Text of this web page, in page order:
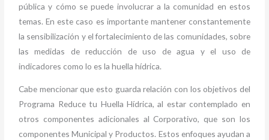
pública y cómo se puede involucrar a la comunidad en estos
temas. En este caso es importante mantener constantemente
la sensibilización y el fortalecimiento de las comunidades, sobre
las medidas de reducción de uso de agua y el uso de
indicadores como lo es la huella hídrica.
Cabe mencionar que esto guarda relación con los objetivos del
Programa Reduce tu Huella Hídrica, al estar contemplado en
otros componentes adicionales al Corporativo, que son los
componentes Municipal y Productos. Estos enfoques ayudan a